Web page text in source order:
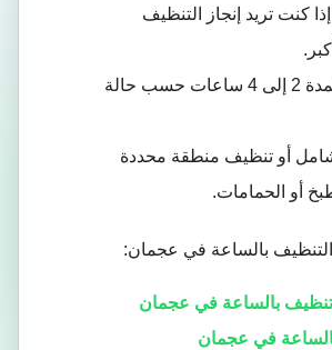
كنت تريد إنجاز التنظيف
تنظيف لمدة 2 إلى 4 ساعات حسب حالة
أو تنظيف منطقة محددة
أو الحمامات.
بالساعة في عجمان:
بالساعة في عجمان
في عجمان